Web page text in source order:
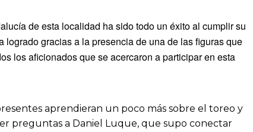
de esta localidad ha sido todo un éxito al cumplir su
gracias a la presencia de una de las figuras que
los aficionados que se acercaron a participar en esta
aprendieran un poco más sobre el toreo y
preguntas a Daniel Luque, que supo conectar